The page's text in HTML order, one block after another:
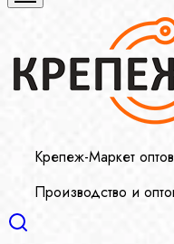
Крепеж-Маркет
Производство и